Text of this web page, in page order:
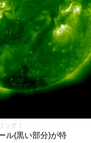
ック！
ル(黒い部分)が特